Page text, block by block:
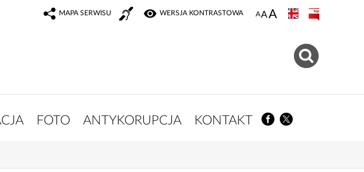
MAPA SERWISU WERSJA KONTRASTOWA
FOTO ANTYKORUPCJA KONTAKT